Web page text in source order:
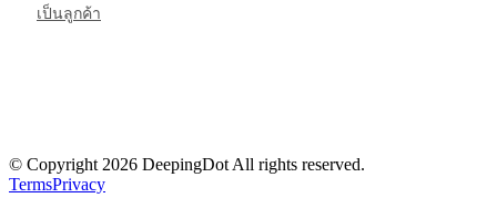
เป็นลูกค้า
© Copyright 2026 DeepingDot All rights reserved.
TermsPrivacy